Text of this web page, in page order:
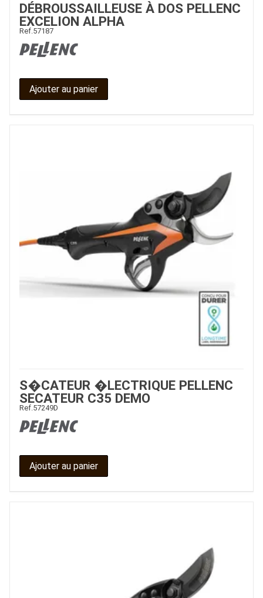
DÉBROUSSAILLEUSE À DOS PELLENC
EXCELION ALPHA
Ref.57187
Ajouter au panier
S�CATEUR �LECTRIQUE PELLENC
SECATEUR C35 DEMO
Ref.57249D
Ajouter au panier